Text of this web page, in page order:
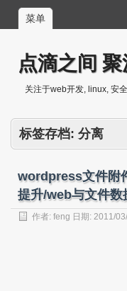
菜单
点滴之间
关注于web开发, linux, 安
标签存档: 分离
wordpress文件附
提升/web与文件数
作者: feng 日期: 2011/